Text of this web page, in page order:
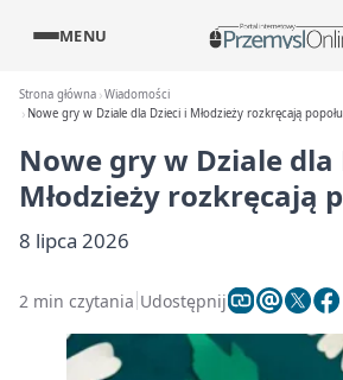
MENU
Strona główna Wiadomości
Nowe gry w Dziale dla Dzieci i Młodzieży rozkręcają
Nowe gry w Dziale dla
Młodzieży rozkręcają
8 lipca 2026
2 min czytania Udostępnij